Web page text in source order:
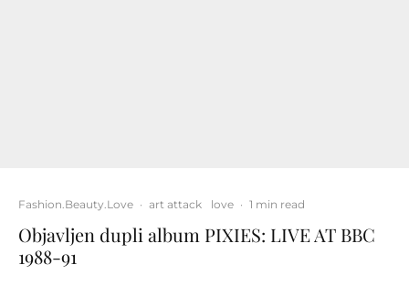
Fashion.Beauty.Love · art attack love · 1 min read
Objavljen dupli album PIXIES: LIVE AT BBC
1988-91